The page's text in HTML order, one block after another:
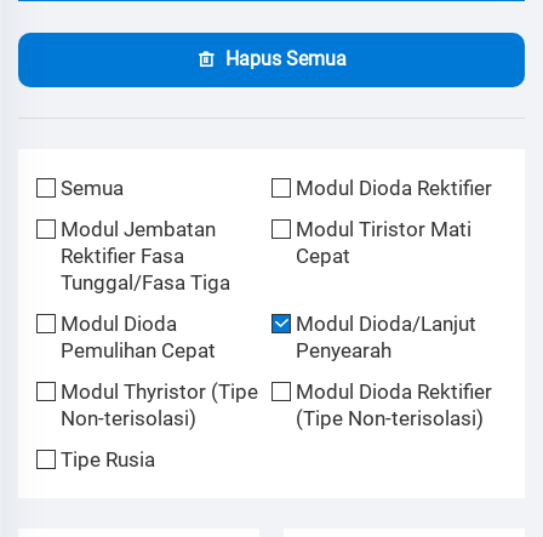
Hapus Semua
Semua
Modul Dioda Rektifier
Modul Jembatan
Rektifier Fasa
Tunggal/Fasa Tiga
Modul Tiristor Mati
Cepat
Modul Dioda
Pemulihan Cepat
Modul Dioda/Lanjut
Penyearah
Modul Thyristor (Tipe
Non-terisolasi)
Modul Dioda Rektifier
(Tipe Non-terisolasi)
Tipe Rusia